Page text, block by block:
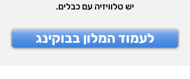
יש טלוויזיה עם כבלים.
לעמוד המלון בבוקינג